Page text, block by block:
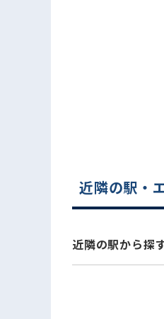
近隣の駅・
近隣の駅から探